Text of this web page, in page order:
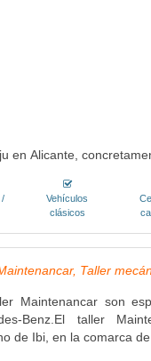
en Alicante,
/
Vehículos
clásicos
Taller
Maintenancar son
Benz.El taller
de Ibi, en la comarca